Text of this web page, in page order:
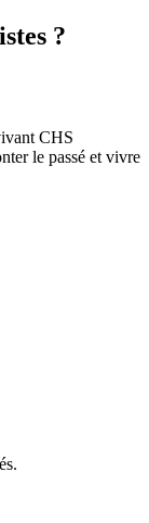
?
CHS
le passé et vivre